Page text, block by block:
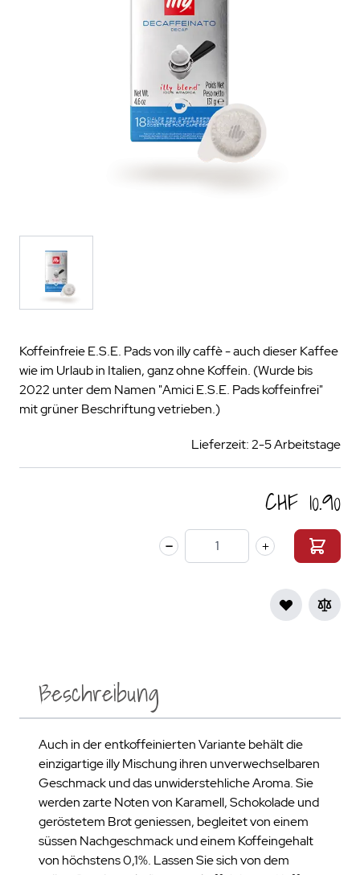
Koffeinfreie E.S.E. Pads von illy caffè - auch dieser Kaffee
wie im Urlaub in Italien, ganz ohne Koffein. (Wurde bis
2022 unter dem Namen "Amici E.S.E. Pads koffeinfrei"
mit grüner Beschriftung vetrieben.)
Lieferzeit: 2-5 Arbeitstage
CHF 10.90
Menge
Beschreibung
Auch in der entkoffeinierten Variante behält die
einzigartige illy Mischung ihren unverwechselbaren
Geschmack und das unwiderstehliche Aroma. Sie
werden zarte Noten von Karamell, Schokolade und
geröstetem Brot geniessen, begleitet von einem
süssen Nachgeschmack und einem Koffeingehalt
von höchstens 0,1%. Lassen Sie sich von dem